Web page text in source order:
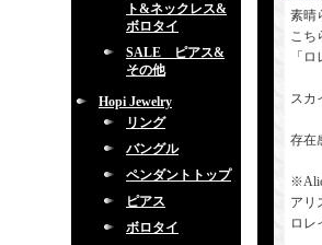
ト&ネックレス&
ボロタイ
SALE ピアス&
その他
Hopi Jewelry
リング
バングル
ペンダントトップ
ピアス
ボロタイ
素晴
こち
「
スカ
存在
アリ
ロレ